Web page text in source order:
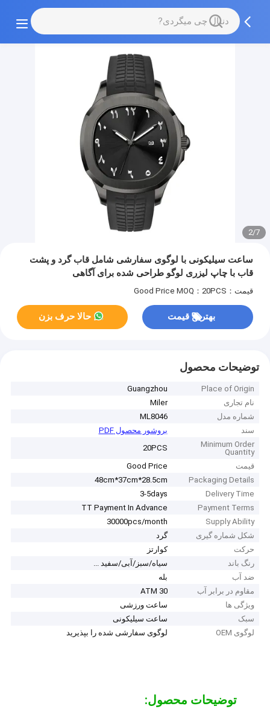
2/7
ساعت سیلیکونی با لوگوی سفارشی شامل قاب گرد و پشت
قاب با چاپ لیزری لوگو طراحی شده برای آگاهی
قیمت：Good Price MOQ：20PCS
بهترین قیمت حالا حرف بزن
توضیحات محصول
Place of Origin
Guangzhou
نام تجاری
Miler
شماره مدل
ML8046
سند
بروشور محصول PDF
Minimum Order
Quantity
20PCS
قیمت
Good Price
Packaging Details
48cm*37cm*28.5cm
Delivery Time
3-5days
Payment Terms
TT Payment In Advance
Supply Ability
30000pcs/month
شکل شماره گیری
گرد
حرکت
کوارتز
رنگ باند
سیاه/سبز/آبی/سفید ...
ضد آب
بله
مقاوم در برابر آب
30 ATM
ویژگی ها
ساعت ورزشی
سبک
ساعت سیلیکونی
لوگوی OEM
لوگوی سفارشی شده را بپذیرید
توضیحات محصول: